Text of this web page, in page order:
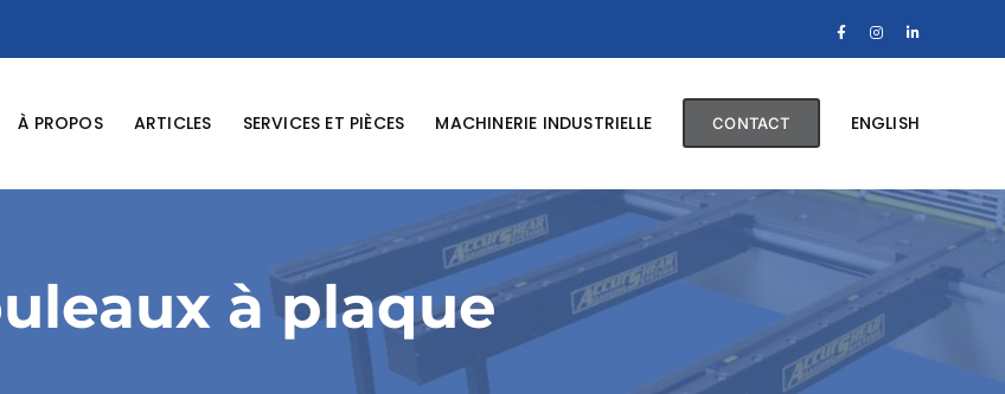
FacebookInstagramLinkedIn
À PROPOS ARTICLES SERVICES ET PIÈCES MACHINERIE INDUSTRIELLE CONTACT ENGLISH
à plaque